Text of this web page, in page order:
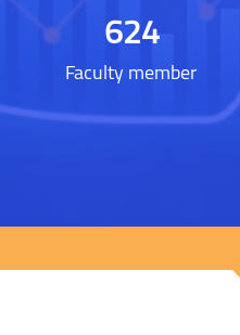
650
Faculty member